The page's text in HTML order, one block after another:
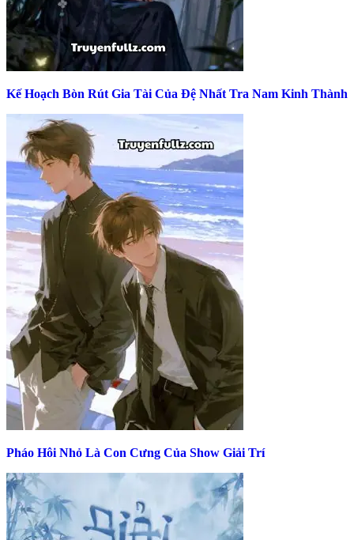
Kế Hoạch Bòn Rút Gia Tài Của Đệ Nhất Tra Nam Kinh Thành
Pháo Hôi Nhỏ Là Con Cưng Của Show Giải Trí